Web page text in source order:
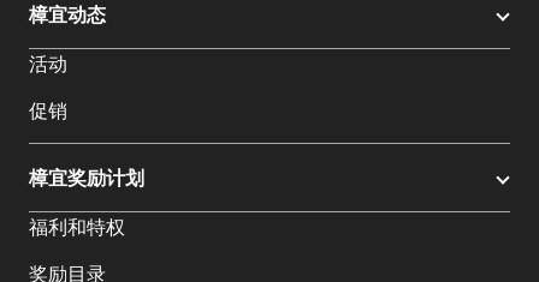
樟宜动态
活动
促销
樟宜奖励计划
福利和特权
奖励目录